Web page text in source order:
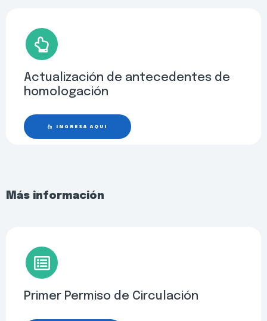
Actualización de antecedentes de
homologación
INGRESA AQUÍ
Más información
Primer Permiso de Circulación